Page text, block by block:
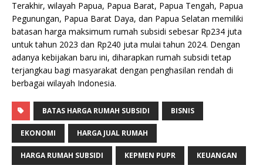
Terakhir, wilayah Papua, Papua Barat, Papua Tengah, Papua
Pegunungan, Papua Barat Daya, dan Papua Selatan memiliki
batasan harga maksimum rumah subsidi sebesar Rp234 juta
untuk tahun 2023 dan Rp240 juta mulai tahun 2024. Dengan
adanya kebijakan baru ini, diharapkan rumah subsidi tetap
terjangkau bagi masyarakat dengan penghasilan rendah di
berbagai wilayah Indonesia.
BATAS HARGA RUMAH SUBSIDI BISNIS
EKONOMI HARGA JUAL RUMAH
HARGA RUMAH SUBSIDI KEPMEN PUPR KEUANGAN